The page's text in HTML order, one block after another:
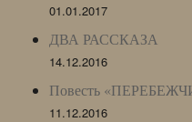
01.01.2017
ДВА РАССКАЗА
14.12.2016
Повесть
11.12.2016